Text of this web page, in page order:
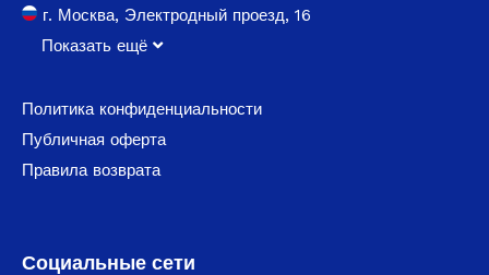
г. Москва, Электродный проезд, 16
Показать ещё
Политика конфиденциальности
Публичная оферта
Правила возврата
Социальные сети